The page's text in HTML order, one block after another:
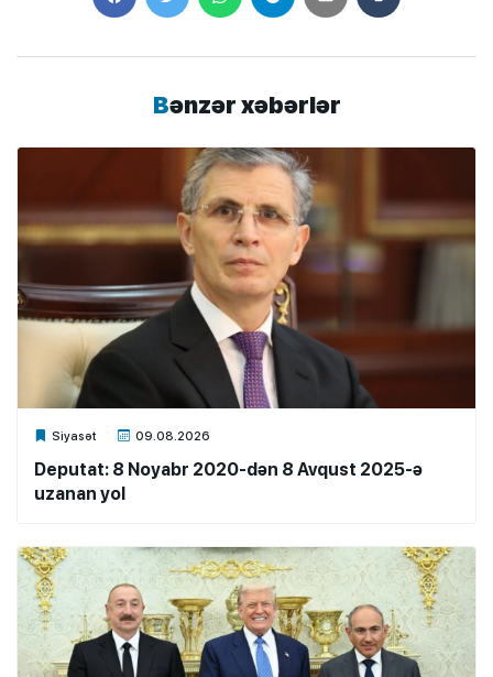
Bənzər xəbərlər
Siyasət 09.08.2026
Xalq.Online
Deputat: 8 Noyabr 2020-dən 8 Avqust 2025-ə
uzanan yol